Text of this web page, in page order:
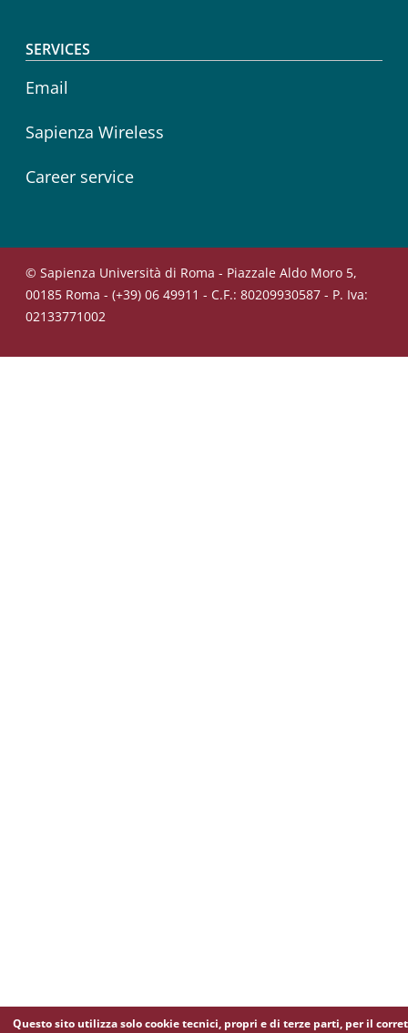
SERVICES
Email
Sapienza Wireless
Career service
© Sapienza Università di Roma - Piazzale Aldo Moro 5,
00185 Roma - (+39) 06 49911 - C.F.: 80209930587 - P. Iva:
02133771002
Questo sito utilizza solo cookie tecnici, propri e di terze parti, per il